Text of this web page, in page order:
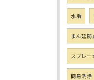
水垢
まん延防
スプレー
簡易洗浄